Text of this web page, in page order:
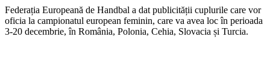
Federația Europeană de Handbal a dat publicității cuplurile care vor
oficia la campionatul european feminin, care va avea loc în perioada
3-20 decembrie, în România, Polonia, Cehia, Slovacia și Turcia.